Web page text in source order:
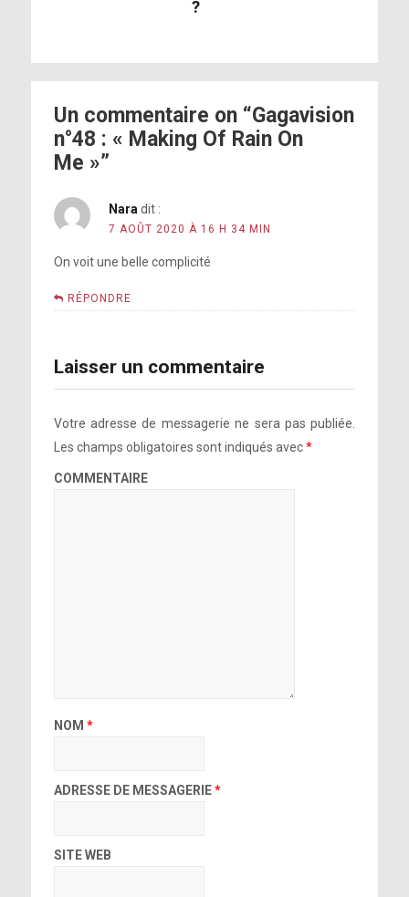
?
Un commentaire on “Gagavision
n°48 : « Making Of Rain On
Me »”
Nara dit :
7 AOÛT 2020 À 16 H 34 MIN
On voit une belle complicité
RÉPONDRE
Laisser un commentaire
Votre adresse de messagerie ne sera pas publiée.
Les champs obligatoires sont indiqués avec*
COMMENTAIRE
NOM *
ADRESSE DE MESSAGERIE*
SITE WEB